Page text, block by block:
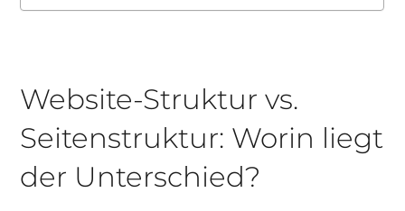
Website-Struktur vs.
Seitenstruktur: Worin liegt
der Unterschied?